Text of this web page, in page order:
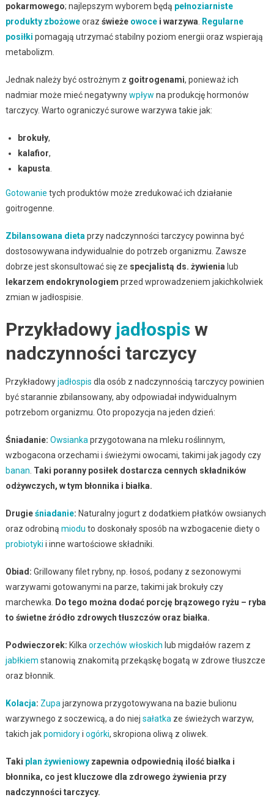
pokarmowego; najlepszym wyborem będą pełnoziarniste
produkty zbożoweoraz świeże owocei warzywa. Regularne
posiłki pomagają utrzymać stabilny poziom energii oraz wspierają
metabolizm.
Jednak należy być ostrożnym z goitrogenami, ponieważ ich
nadmiar może mieć negatywnywpływ na produkcję hormonów
tarczycy. Warto ograniczyć surowe warzywa takie jak:
brokuły,
kalafior,
kapusta.
Gotowanie tych produktów może zredukować ich działanie
goitrogenne.
Zbilansowana dietaprzy nadczynności tarczycy powinna być
dostosowywana indywidualnie do potrzeb organizmu. Zawsze
dobrze jest skonsultować się ze specjalistą ds. żywienialub
lekarzem endokrynologiem przed wprowadzeniem jakichkolwiek
zmian w jadłospisie.
Przykładowy jadłospisw
nadczynności tarczycy
Przykładowyjadłospis dla osób z nadczynnością tarczycy powinien
być starannie zbilansowany, aby odpowiadał indywidualnym
potrzebom organizmu. Oto propozycja na jeden dzień:
Śniadanie: Owsiankaprzygotowana na mleku roślinnym,
wzbogacona orzechami i świeżymi owocami, takimi jak jagody czy
banan. Taki poranny posiłek dostarcza cennych składników
odżywczych, w tym błonnika i białka.
Drugieśniadanie: Naturalny jogurt z dodatkiem płatków owsianych
oraz odrobiną miodu to doskonały sposób na wzbogacenie diety o
probiotyki i inne wartościowe składniki.
Obiad: Grillowany filet rybny, np. łosoś, podany z sezonowymi
warzywami gotowanymi na parze, takimi jak brokuły czy
marchewka. Do tego można dodać porcję brązowego ryżu – ryba
to świetne źródło zdrowych tłuszczów oraz białka.
Podwieczorek: Kilkaorzechów włoskich lub migdałów razem z
jabłkiem stanowią znakomitą przekąskę bogatą w zdrowe tłuszcze
oraz błonnik.
Kolacja: Zupajarzynowa przygotowywana na bazie bulionu
warzywnego z soczewicą, a do niej sałatkaze świeżych warzyw,
takich jakpomidoryi ogórki, skropiona oliwą z oliwek.
Taki plan żywieniowyzapewnia odpowiednią ilość białka i
błonnika, co jest kluczowe dla zdrowego żywienia przy
nadczynności tarczycy.